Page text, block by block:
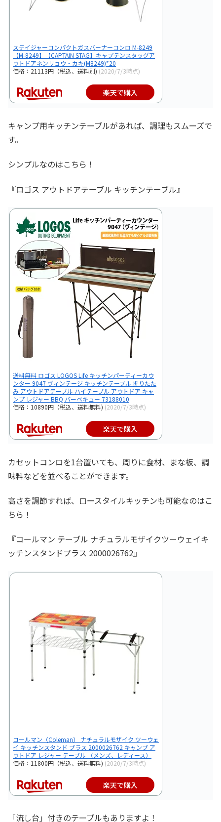
ステイジャーコンパクトガスバーナーコンロ M-8249
【M-8249】【CAPTAIN STAG】キャプテンスタッグア
ウトドアネンリョウ・カキ(M8249)*20
価格：21113円（税込、送料別) (2020/7/3時点)
楽天で購入
キャンプ用キッチンテーブルがあれば、調理もスムーズで
す。
シンプルなのはこちら！
『ロゴス アウトドアテーブル キッチンテーブル』
送料無料 ロゴス LOGOS Life キッチンパーティーカウ
ンター 9047 ヴィンテージ キッチンテーブル 折りたた
み アウトドアテーブル ハイテーブル アウトドア キャ
ンプ レジャー BBQ バーベキュー 73188010
価格：10890円（税込、送料無料) (2020/7/3時点)
楽天で購入
カセットコンロを1台置いても、周りに食材、まな板、調
味料などを並べることができます。
高さを調節すれば、ロースタイルキッチンも可能なのはこ
ちら！
『コールマン テーブル ナチュラルモザイクツーウェイキ
ッチンスタンドプラス 2000026762』
コールマン（Coleman） ナチュラルモザイク ツーウェ
イ キッチンスタンド プラス 2000026762 キャンプ ア
ウトドア レジャー テーブル （メンズ、レディース）
価格：11800円（税込、送料無料) (2020/7/3時点)
楽天で購入
「流し台」付きのテーブルもありますよ！